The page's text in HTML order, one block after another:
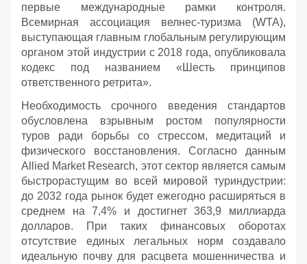
первые международные рамки контроля.
Всемирная ассоциация велнес-туризма (WTA),
выступающая главным глобальным регулирующим
органом этой индустрии с 2018 года, опубликовала
кодекс под названием «Шесть принципов
ответственного ретрита».
Необходимость срочного введения стандартов
обусловлена взрывным ростом популярности
туров ради борьбы со стрессом, медитаций и
физического восстановления. Согласно данным
Allied Market Research, этот сектор является самым
быстрорастущим во всей мировой туриндустрии:
до 2032 года рынок будет ежегодно расширяться в
среднем на 7,4% и достигнет 363,9 миллиарда
долларов. При таких финансовых оборотах
отсутствие единых легальных норм создавало
идеальную почву для расцвета мошенничества и